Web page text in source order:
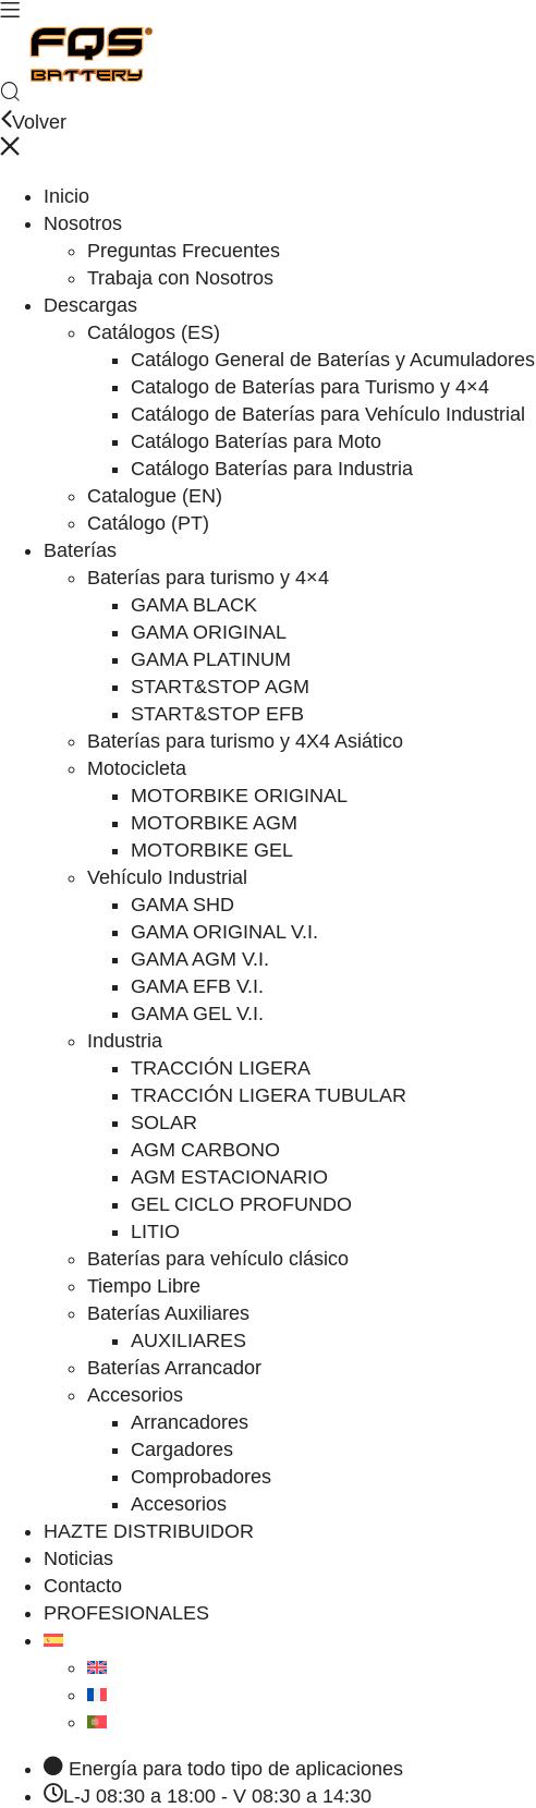
Volver
Inicio
Nosotros
Preguntas Frecuentes
Trabaja con Nosotros
Descargas
Catálogos (ES)
Catálogo General de Baterías y Acumuladores
Catalogo de Baterías para Turismo y 4×4
Catálogo de Baterías para Vehículo Industrial
Catálogo Baterías para Moto
Catálogo Baterías para Industria
Catalogue (EN)
Catálogo (PT)
Baterías
Baterías para turismo y 4×4
GAMA BLACK
GAMA ORIGINAL
GAMA PLATINUM
START&STOP AGM
START&STOP EFB
Baterías para turismo y 4X4 Asiático
Motocicleta
MOTORBIKE ORIGINAL
MOTORBIKE AGM
MOTORBIKE GEL
Vehículo Industrial
GAMA SHD
GAMA ORIGINAL V.I.
GAMA AGM V.I.
GAMA EFB V.I.
GAMA GEL V.I.
Industria
TRACCIÓN LIGERA
TRACCIÓN LIGERA TUBULAR
SOLAR
AGM CARBONO
AGM ESTACIONARIO
GEL CICLO PROFUNDO
LITIO
Baterías para vehículo clásico
Tiempo Libre
Baterías Auxiliares
AUXILIARES
Baterías Arrancador
Accesorios
Arrancadores
Cargadores
Comprobadores
Accesorios
HAZTE DISTRIBUIDOR
Noticias
Contacto
PROFESIONALES
Energía para todo tipo de aplicaciones
L-J 08:30 a 18:00 - V 08:30 a 14:30